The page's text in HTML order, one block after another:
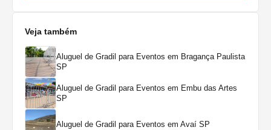
Veja também
Aluguel de Gradil para Eventos em Bragança Paulista
SP
Aluguel de Gradil para Eventos em Embu das Artes
SP
Aluguel de Gradil para Eventos em Avaí SP